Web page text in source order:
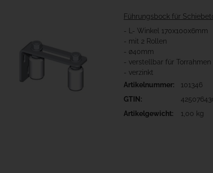
Führungsbock für
- L- Winkel 170x100x6mm
- mit 2 Rollen
- ø40mm
- verstellbar für
- verzinkt
Artikelnummer:
101346
GTIN:
Artikelgewicht:
1,00 kg